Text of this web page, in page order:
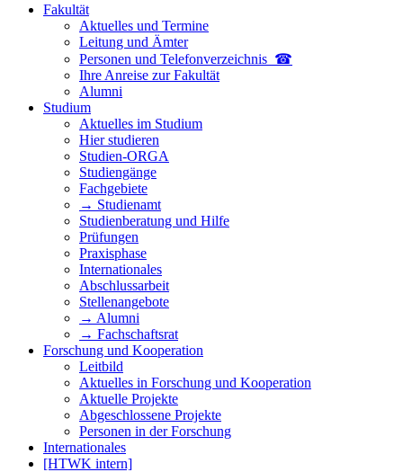
Fakultät
Aktuelles und Termine
Leitung und Ämter
Personen und Telefon­verzeichnis ☎
Ihre Anreise zur Fakultät
Alumni
Studium
Aktuelles im Studium
Hier studieren
Studien-ORGA
Studiengänge
Fachgebiete
→ Studienamt
Studienberatung und Hilfe
Prüfungen
Praxisphase
Internationales
Abschlussarbeit
Stellenangebote
→ Alumni
→ Fachschaftsrat
Forschung und Kooperation
Leitbild
Aktuelles in Forschung und Kooperation
Aktuelle Projekte
Abgeschlossene Projekte
Personen in der Forschung
Internationales
[HTWK intern]